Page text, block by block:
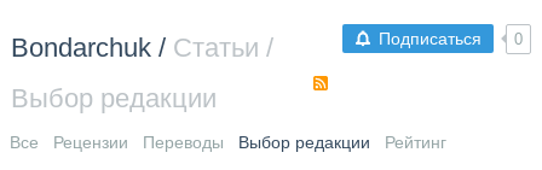
Подписаться 0
Bondarchuk/ Статьи /
Выбор редакции
Все Рецензии Переводы Выбор редакции Рейтинг